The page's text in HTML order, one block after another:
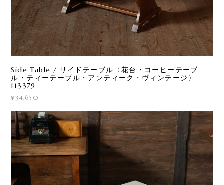
Side Table / サイドテーブル〈花台・コーヒーテーブ
ル・ティーテーブル・アンティーク・ヴィンテージ〉
113379
¥34,650